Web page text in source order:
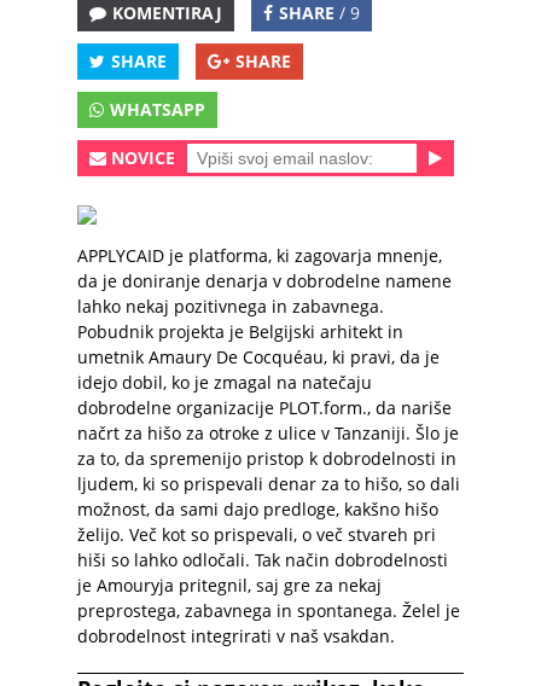
KOMENTIRAJ SHARE / 9
SHARE SHARE
WHATSAPP
NOVICE
APPLYCAID je platforma, ki zagovarja mnenje,
da je doniranje denarja v dobrodelne namene
lahko nekaj pozitivnega in zabavnega.
Pobudnik projekta je Belgijski arhitekt in
umetnik Amaury De Cocquéau, ki pravi, da je
idejo dobil, ko je zmagal na natečaju
dobrodelne organizacije PLOT.form., da nariše
načrt za hišo za otroke z ulice v Tanzaniji. Šlo je
za to, da spremenijo pristop k dobrodelnosti in
ljudem, ki so prispevali denar za to hišo, so dali
možnost, da sami dajo predloge, kakšno hišo
želijo. Več kot so prispevali, o več stvareh pri
hiši so lahko odločali. Tak način dobrodelnosti
je Amouryja pritegnil, saj gre za nekaj
preprostega, zabavnega in spontanega. Želel je
dobrodelnost integrirati v naš vsakdan.